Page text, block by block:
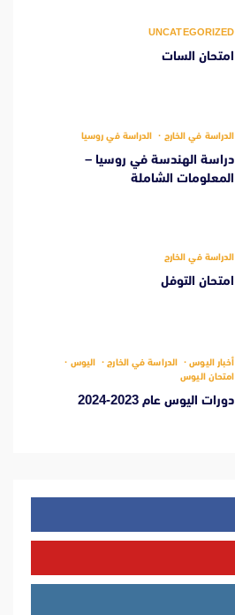
UNCATEGORIZED
امتحان السات
الدراسة في الخارج الدراسة في روسيا
دراسة الهندسة في روسيا –
المعلومات الشاملة
الدراسة في الخارج
امتحان التوفل
أخبار اليوس الدراسة في الخارج
اليوس
امتحان اليوس
دورات اليوس عام 2023-2024